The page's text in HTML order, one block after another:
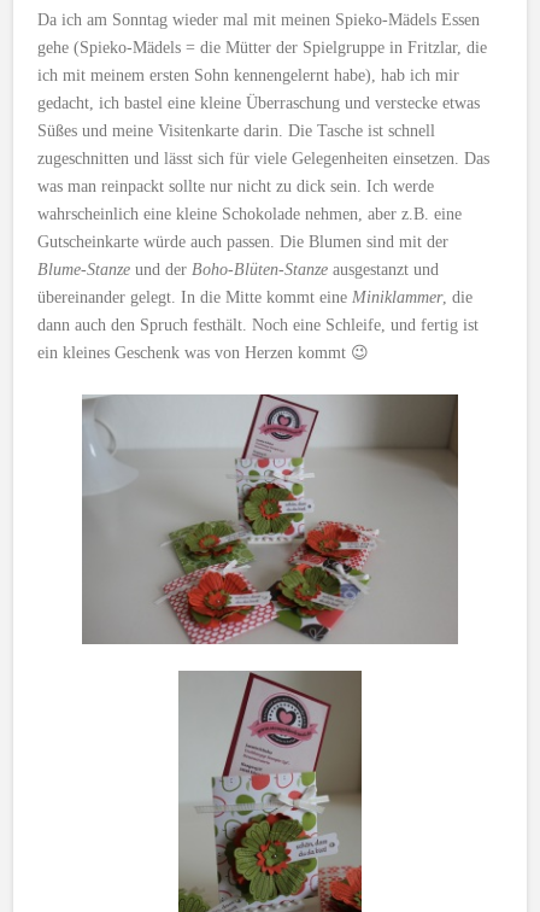
Da ich am Sonntag wieder mal mit meinen Spieko-Mädels Essen
gehe (Spieko-Mädels = die Mütter der Spielgruppe in Fritzlar, die
ich mit meinem ersten Sohn kennengelernt habe), hab ich mir
gedacht, ich bastel eine kleine Überraschung und verstecke etwas
Süßes und meine Visitenkarte darin. Die Tasche ist schnell
zugeschnitten und lässt sich für viele Gelegenheiten einsetzen. Das
was man reinpackt sollte nur nicht zu dick sein. Ich werde
wahrscheinlich eine kleine Schokolade nehmen, aber z.B. eine
Gutscheinkarte würde auch passen. Die Blumen sind mit der
Blume-Stanze und derBoho-Blüten-Stanze ausgestanzt und
übereinander gelegt. In die Mitte kommt eineMiniklammer, die
dann auch den Spruch festhält. Noch eine Schleife, und fertig ist
ein kleines Geschenk was von Herzen kommt 😉